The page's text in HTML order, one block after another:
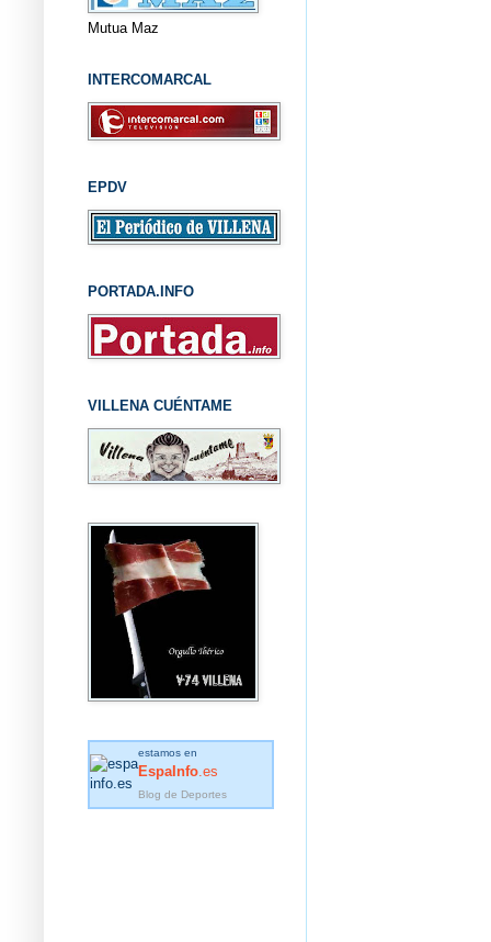
Mutua Maz
INTERCOMARCAL
EPDV
PORTADA.INFO
VILLENA CUÉNTAME
estamos en
EspaInfo .es
Blog de Deportes